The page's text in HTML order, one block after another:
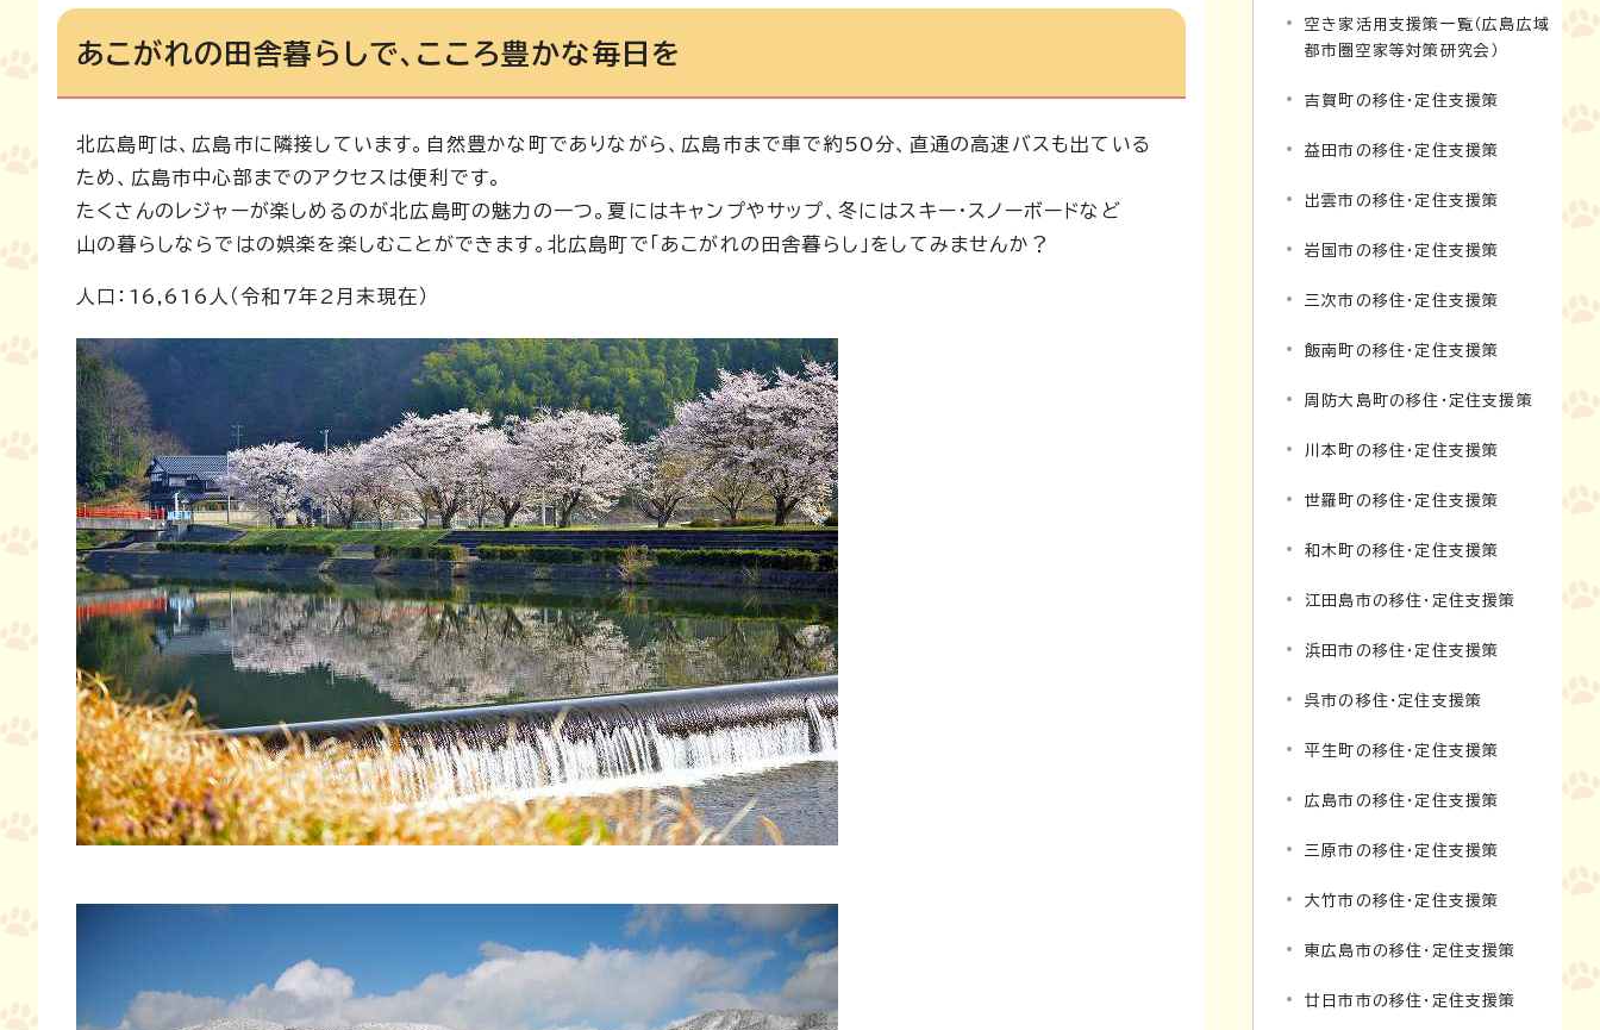
あこがれの田舎暮らしで、こころ豊かな毎日を
北広島町は、広島市に隣接しています。自然豊かな町でありながら、広島市まで車で約50分、直通の高速バスも出ている
ため、広島市中心部までのアクセスは便利です。
たくさんのレジャーが楽しめるのが北広島町の魅力の一つ。夏にはキャンプやサップ、冬にはスキー・スノーボードなど
山の暮らしならではの娯楽を楽しむことができます。北広島町で「あこがれの田舎暮らし」をしてみませんか？
人口：16,616人（令和7年2月末現在）
空き家活用支援策一覧（広島広域
都市圏空家等対策研究会）
吉賀町の移住・定住支援策
益田市の移住・定住支援策
出雲市の移住・定住支援策
岩国市の移住・定住支援策
三次市の移住・定住支援策
飯南町の移住・定住支援策
周防大島町の移住・定住支援策
川本町の移住・定住支援策
世羅町の移住・定住支援策
和木町の移住・定住支援策
江田島市の移住・定住支援策
浜田市の移住・定住支援策
呉市の移住・定住支援策
平生町の移住・定住支援策
広島市の移住・定住支援策
三原市の移住・定住支援策
大竹市の移住・定住支援策
東広島市の移住・定住支援策
廿日市市の移住・定住支援策